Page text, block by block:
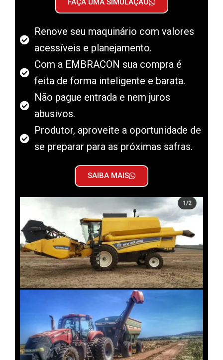
Renove seu maquinário com valores
acessíveis e planejamento.
Com a EMBRACON sua compra é
feita de forma inteligente e barata.
Não pague entrada e nem juros
abusivos.
Produtor, aproveite a oportunidade de
se preparar para as próximas safras.
SAIBA MAIS